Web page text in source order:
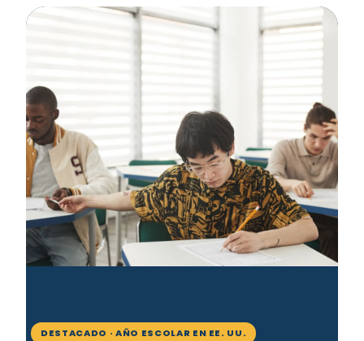
DESTACADO · AÑO ESCOLAR EN EE. UU.